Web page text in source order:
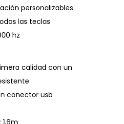
personalizables
las teclas
hz
calidad con un
conector usb